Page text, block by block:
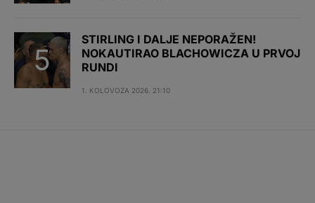
STIRLING I DALJE NEPORAŽEN!
NOKAUTIRAO BLACHOWICZA U PRVOJ
RUNDI
1. KOLOVOZA 2026. 21:10